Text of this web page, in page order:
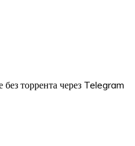
торрента через Telegram